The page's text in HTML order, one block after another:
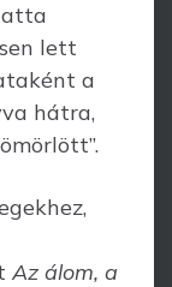
lett
a
hátra,
Az álom, a